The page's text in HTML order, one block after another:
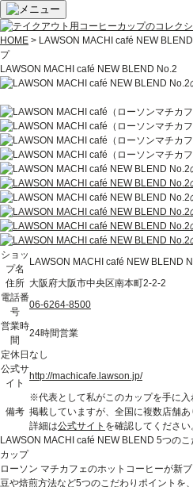
HOME > LAWSON MACHI café NEW
プ
LAWSON MACHI café NEW BLEND No.2
ショッ
プ名
LAWSON MACHI café NEW BLEND
住所 大阪府大阪市中央区南本町2-2-2
電話番
号
06-6264-8500
営業時
間
24時間営業
定休日 なし
公式サ
イト
http://machicafe.lawson.jp/
備考
※代表として私がこのカップを手に
掲載していますが、全国に複数店舗あ
詳細は公式サイト を確認してください
LAWSON MACHI café NEW BLEND 5つの
カップ
ローソン マチカフェのホットコーヒーが新ブ
豆や焙煎方法など5つのこだわりポイントを